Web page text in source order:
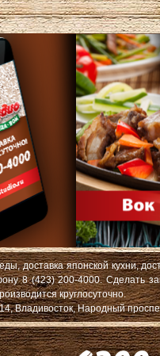
доставка японской кухни,
8 (423) 200-4000. Сделать
круглосуточно.
Владивосток, Народный